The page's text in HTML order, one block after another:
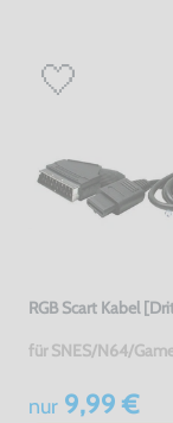
RGB Scart Kabel
nur9,99 €